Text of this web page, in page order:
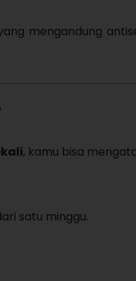
mengandung
, kamu bisa
satu minggu.